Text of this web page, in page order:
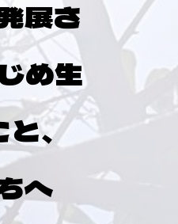
展さ
め生
と、
へ